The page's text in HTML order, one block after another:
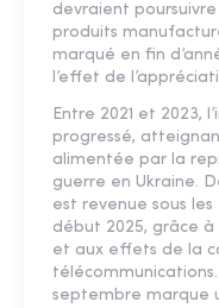
devraient
produits
marqué en fin
l’effet de
Entre 2021 et 2023,
progressé,
alimentée par la
guerre en Ukraine.
est revenue sous les
début 2025, grâce à
et aux effets de la
septembre marque